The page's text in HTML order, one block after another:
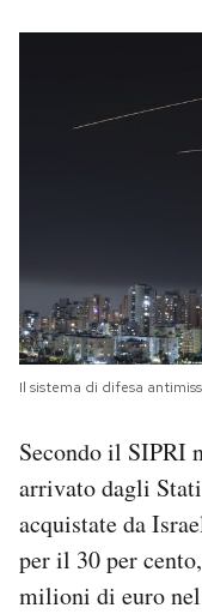
Il sistema di difesa
Secondo il SIPRI
arrivato dagli
acquistate da
per il 30 per
milioni di euro